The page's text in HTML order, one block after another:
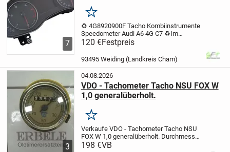
7
Merken
♻️ 4G8920900F Tacho Kombiinstrumente
Speedometer Audi A6 4G C7 ♻️Im
Lieferumfang enthalten: Nicht
Herstellernummer:
4G8920900FHersteller: AUDIProduktart:
Betriebsstundenzähler &...
120 €Festpreis
93495 Weiding (Landkreis Cham)
3
04.08.2026
VDO - Tachometer Tacho NSU FOX W
1,0 generalüberholt.
Merken
Verkaufe VDO - Tachometer Tacho NSU
FOX W 1,0 generalüberholt. Durchmesser
60mm. Mit Gegenhalter.
198 €VB